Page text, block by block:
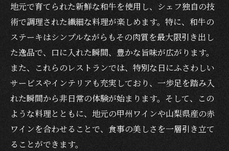
心に響く夜を演出する和牛とワインの選び
方
河口湖で味わう和牛とワインの最高の瞬間
デートを特別にする和牛とワインの組み合
わせ
美しい夜景と共に楽しむ和牛とワインの魅
和牛とワインで彩るロマンティックな夜
河口湖駅近くで出会う和牛とワインの贅沢な時
地元で育てられた新鮮な和牛を使用し、シェフ独自の技
術で調理された繊細な料理が楽しめます。特に、和牛の
ステーキはシンプルながらもその肉質を最大限引き出し
た逸品で、口に入れた瞬間、豊かな旨味が広がります。
また、これらのレストランでは、特別な日にふさわしい
サービスやインテリアも充実しており、一歩足を踏み入
れた瞬間から非日常の体験が始まります。そして、この
ような料理とともに、地元の甲州ワインや山梨県産の赤
ワインを合わせることで、食事の美しさを一層引き立て
ることができます。